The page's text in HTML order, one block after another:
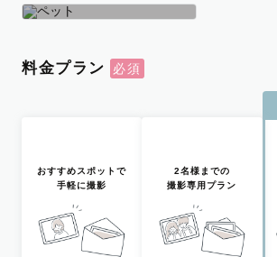
学生
料金プラン
おすすめスポットで
手軽に撮影
2名様までの
撮影専用プラン